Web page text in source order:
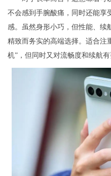
不会感到手腕酸痛，同时还能享
感。虽然身形小巧，但性能、续
精致而务实的高端选择。适合注
机”，但同时又对流畅度和续航有